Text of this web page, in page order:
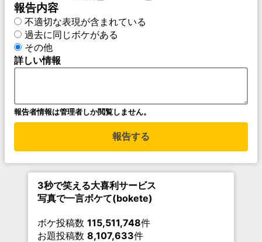
報告内容
不適切な表現が含まれている
過去に同じボケがある
その他
詳しい情報
報告者情報は管理者しか閲覧しません。
報告する
3秒で笑える大喜利サービス
写真で一言ボケて(bokete)
ボケ投稿数 115,511,748件
お題投稿数 8,107,633件